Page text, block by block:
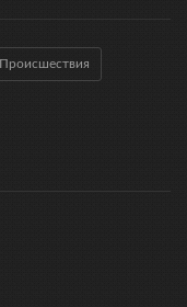
Происшествия